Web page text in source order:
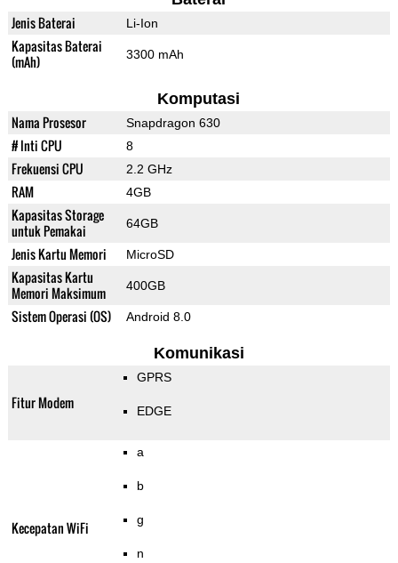
Jenis Baterai Li-Ion
Kapasitas Baterai
(mAh)
3300 mAh
Komputasi
Nama Prosesor Snapdragon 630
# Inti CPU 8
Frekuensi CPU 2.2 GHz
RAM 4GB
Kapasitas Storage
untuk Pemakai
64GB
Jenis Kartu Memori MicroSD
Kapasitas Kartu
Memori Maksimum
400GB
Sistem Operasi (OS) Android 8.0
Komunikasi
Fitur Modem
GPRS
EDGE
Kecepatan WiFi
a
b
g
n